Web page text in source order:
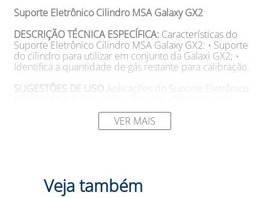
Suporte Eletrônico Cilindro MSA Galaxy GX2
DESCRIÇÃO TÉCNICA ESPECÍFICA: Características do
Suporte Eletrônico Cilindro MSA Galaxy GX2: • Suporte
do cilindro para utilizar em conjunto da Galaxi GX2; •
Identifica a quantidade de gás restante para calibração.
SUGESTÕES DE USO Aplicações do Suporte Eletrônico
cilindro com regulador.
Modelo: 10105756 Marca: MSA
permita a verificação da quantidade de gás restante
para calibração? Sabemos que a falta de um suporte
VER MAIS
Veja também